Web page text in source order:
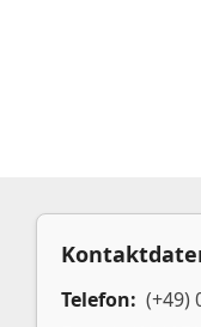
Telefon: (+49)